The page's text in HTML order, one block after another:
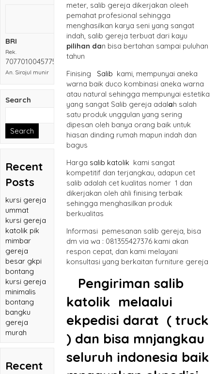
meter, salib gereja dikerjakan oleeh
pemahat profesional sehingga
menghasilkan karya seni yang sangat
indah, salib gereja terbuat dari kayu
pilihan dan bisa bertahan sampai puluhan
tahun
Finising
Salib kami, mempunyai aneka
warna baik duco kombinasi aneka warna
atau natural sehingga mempunyai estetika
yang sangat Salib gereja adalah salah
satu produk unggulan yang sering
dipesan oleh banya orang baik untuk
hiasan dinding rumah mapun indah dan
bagus
Harga salib katolik kami sangat
kompetitif dan terjangkau, adapun cet
salib adalah cet kualitas nomer 1 dan
dikerjakan oleh ahli finising terbaik
sehingga menghasilkan produk
berkualitas
Informasi pemesanan salib gereja, bisa
dm via wa : 081355427376 kami akan
respon cepat, dan kami melayani
konsultasi yang berkaitan furniture gereja
Pengiriman salib
katolik melaalui
ekpedisi darat ( truck
) dan bisa mnjangkau
seluruh indonesia baik
BRI
Rek.
707701004577532
An. Sirojul munir
Search
Search
Recent
Posts
kursi gereja
ummat
kursi gereja
katolik pik
mimbar
gereja
besar gkpi
bontang
kursi gereja
minimalis
bontang
bangku
gereja
murah
Recent